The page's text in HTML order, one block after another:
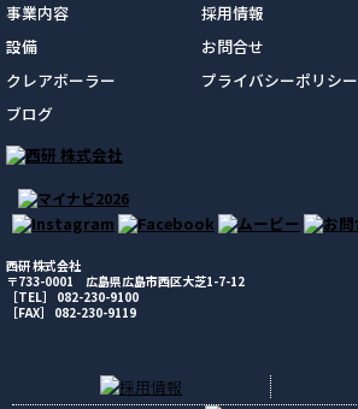
事業内容
設備
クレアボーラー
ブログ
採用情報
お問合せ
プライバシーポリシー
西研 株式会社
〒733-0001 広島県広島市西区大芝1-7-12
［TEL］ 082-230-9100
［FAX］ 082-230-9119